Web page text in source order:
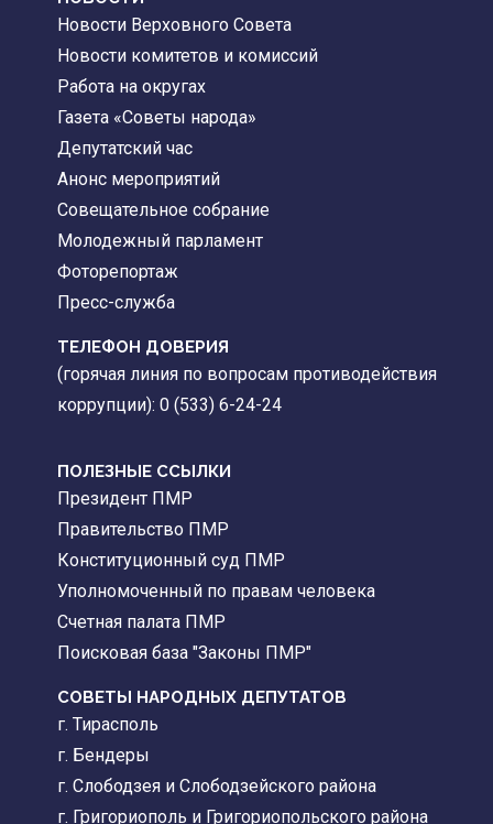
Новости Верховного Совета
Новости комитетов и комиссий
Работа на округах
Газета «Советы народа»
Депутатский час
Анонс мероприятий
Совещательное собрание
Молодежный парламент
Фоторепортаж
Пресс-служба
ТЕЛЕФОН ДОВЕРИЯ
(горячая линия по вопросам противодействия
коррупции): 0 (533) 6-24-24
ПОЛЕЗНЫЕ ССЫЛКИ
Президент ПМР
Правительство ПМР
Конституционный суд ПМР
Уполномоченный по правам человека
Счетная палата ПМР
Поисковая база "Законы ПМР"
СОВЕТЫ НАРОДНЫХ ДЕПУТАТОВ
г. Тирасполь
г. Бендеры
г. Слободзея и Слободзейского района
г. Григориополь и Григориопольского района